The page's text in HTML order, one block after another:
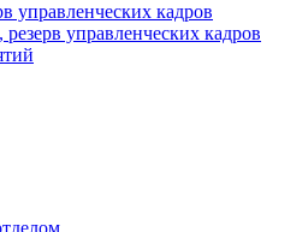
управленческих кадров
управленческих кадров